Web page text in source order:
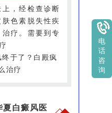
，经检查诊断
色素脱失性疾
疗。需要到专
夏白癜风医
电
话
咨
询